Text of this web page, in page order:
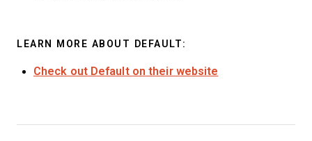
LEARN MORE ABOUT DEFAULT:
Check out Default on their website